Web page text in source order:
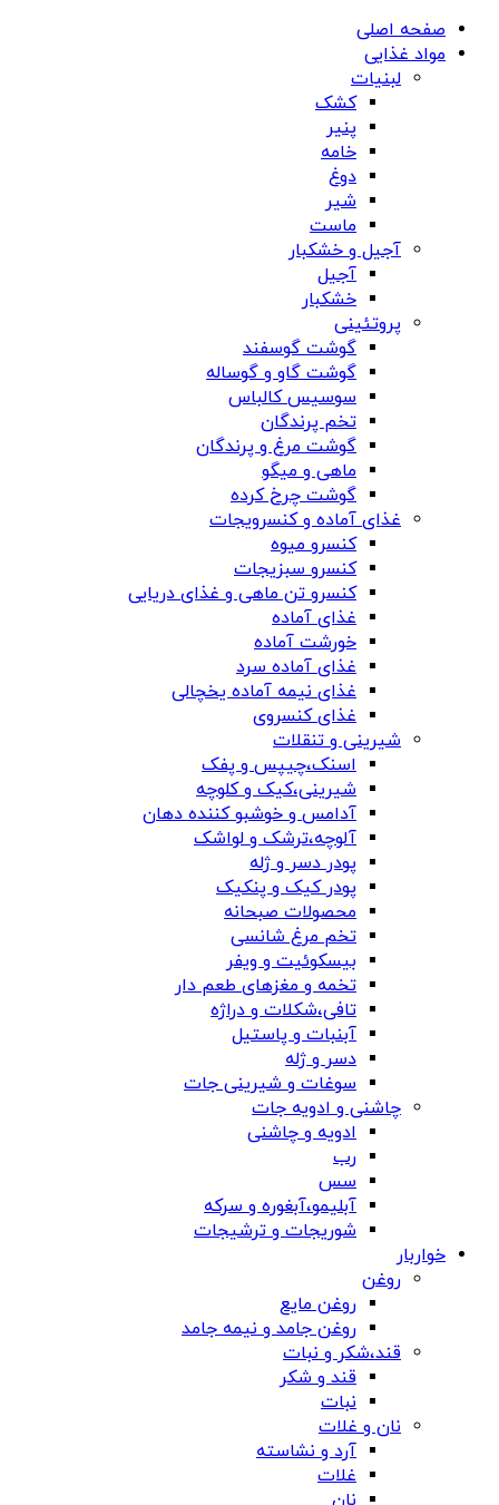
صفحه اصلی
مواد غذایی
لبنیات
کشک
پنیر
خامه
دوغ
شیر
ماست
آجیل و خشکبار
آجیل
خشکبار
پروتئینی
گوشت گوسفند
گوشت گاو و گوساله
سوسیس کالباس
تخم پرندگان
گوشت مرغ و پرندگان
ماهی و میگو
گوشت چرخ کرده
غذای آماده و کنسرویجات
کنسرو میوه
کنسرو سبزیجات
کنسرو تن ماهی و غذای دریایی
غذای آماده
خورشت آماده
غذای آماده سرد
غذای نیمه آماده یخچالی
غذای کنسروی
شیرینی و تنقلات
اسنک،چیپس و پفک
شیرینی،کیک و کلوچه
آدامس و خوشبو کننده دهان
آلوچه،ترشک و لواشک
پودر دسر و ژله
پودر کیک و پنکیک
محصولات صبحانه
تخم مرغ شانسی
بیسکوئیت و ویفر
تخمه و مغزهای طعم دار
تافی،شکلات و دراژه
آبنبات و پاستیل
دسر و ژله
سوغات و شیرینی جات
چاشنی و ادویه جات
ادویه و چاشنی
رب
سس
آبلیمو،آبغوره و سرکه
شوریجات و ترشیجات
خواربار
روغن
روغن مایع
روغن جامد و نیمه جامد
قند،شکر و نبات
قند و شکر
نبات
نان و غلات
آرد و نشاسته
غلات